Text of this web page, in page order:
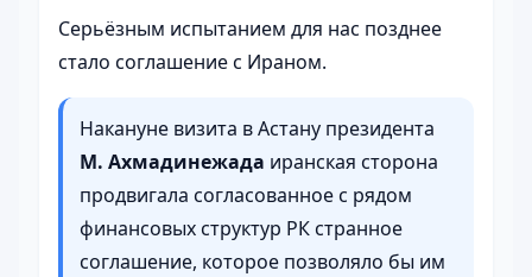
Серьёзным испытанием для нас позднее
стало соглашение с Ираном.
Накануне визита в Астану президента
М. Ахмадинежада иранская сторона
продвигала согласованное с рядом
финансовых структур РК странное
соглашение, которое позволяло бы им